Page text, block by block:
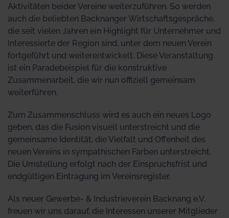
Aktivitäten beider Vereine weiterzuführen. So werden
auch die beliebten Backnanger Wirtschaftsgespräche,
die seit vielen Jahren ein Highlight für Unternehmer und
Interessierte der Region sind, unter dem neuen Verein
fortgeführt und weiterentwickelt. Diese Veranstaltung
ist ein Paradebeispiel für die konstruktive
Zusammenarbeit, die wir nun offiziell gemeinsam
weiterführen.
Zum Zusammenschluss wird es auch ein neues Logo
geben, das die Fusion visuell unterstreicht und die
gemeinsame Identität, die Vielfalt und Offenheit des
neuen Vereins in sympathischen Farben unterstreicht.
Die Umstellung erfolgt nach der Einspruchsfrist und
endgültigen Eintragung im Vereinsregister.
Als neuer Gewerbe- & Industrieverein Backnang e.V.
freuen wir uns darauf, die Interessen unserer Mitglieder